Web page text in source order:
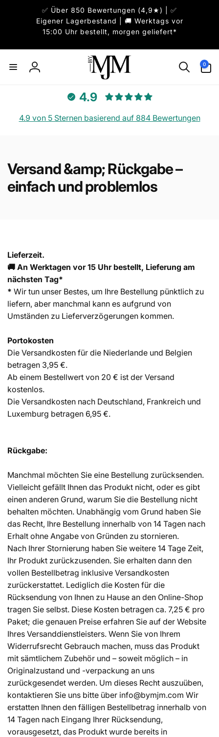
✅ Über 850 Bewertungen (4,9★) | ✅
Eigener Lagerbestand | 🚚 Werktags vor
15:00 Uhr bestellt, morgen geliefert*
Einloggen
0
Artikel
4.9
4.9 von 5 Sternen basierend auf 884 Bewertungen
Versand &amp; Rückgabe –
einfach und problemlos
Lieferzeit.
🚚 An Werktagen vor 15 Uhr bestellt, Lieferung am
nächsten Tag*
* Wir tun unser Bestes, um Ihre Bestellung pünktlich zu
liefern, aber manchmal kann es aufgrund von
Umständen zu Lieferverzögerungen kommen.
Portokosten
Die Versandkosten für die Niederlande und Belgien
betragen 3,95 €.
Ab einem Bestellwert von 20 € ist der Versand
kostenlos.
Die Versandkosten nach Deutschland, Frankreich und
Luxemburg betragen 6,95 €.
Rückgabe:
Manchmal möchten Sie eine Bestellung zurücksenden.
Vielleicht gefällt Ihnen das Produkt nicht, oder es gibt
einen anderen Grund, warum Sie die Bestellung nicht
behalten möchten. Unabhängig vom Grund haben Sie
das Recht, Ihre Bestellung innerhalb von 14 Tagen nach
Erhalt ohne Angabe von Gründen zu stornieren.
Nach Ihrer Stornierung haben Sie weitere 14 Tage Zeit,
Ihr Produkt zurückzusenden. Sie erhalten dann den
vollen Bestellbetrag inklusive Versandkosten
zurückerstattet. Lediglich die Kosten für die
Rücksendung von Ihnen zu Hause an den Online-Shop
tragen Sie selbst. Diese Kosten betragen ca. 7,25 € pro
Paket; die genauen Preise erfahren Sie auf der Website
Ihres Versanddienstleisters. Wenn Sie von Ihrem
Widerrufsrecht Gebrauch machen, muss das Produkt
mit sämtlichem Zubehör und – soweit möglich – in
Originalzustand und -verpackung an uns
zurückgesendet werden. Um dieses Recht auszuüben,
kontaktieren Sie uns bitte über info@bymjm.com Wir
erstatten Ihnen den fälligen Bestellbetrag innerhalb von
14 Tagen nach Eingang Ihrer Rücksendung,
vorausgesetzt, das Produkt wurde bereits in